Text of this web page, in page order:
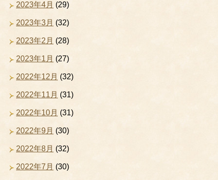
2023年4月 (29)
2023年3月 (32)
2023年2月 (28)
2023年1月 (27)
2022年12月 (32)
2022年11月 (31)
2022年10月 (31)
2022年9月 (30)
2022年8月 (32)
2022年7月 (30)